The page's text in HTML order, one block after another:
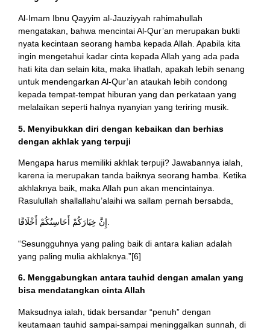
Al-Imam Ibnu Qayyim al-Jauziyyah rahimahullah
mengatakan, bahwa mencintai Al-Qur’an merupakan bukti
nyata kecintaan seorang hamba kepada Allah. Apabila kita
ingin mengetahui kadar cinta kepada Allah yang ada pada
hati kita dan selain kita, maka lihatlah, apakah lebih senang
untuk mendengarkan Al-Qur’an ataukah lebih condong
kepada tempat-tempat hiburan yang dan perkataan yang
melalaikan seperti halnya nyanyian yang teriring musik.
5. Menyibukkan diri dengan kebaikan dan berhias
dengan akhlak yang terpuji
Mengapa harus memiliki akhlak terpuji? Jawabannya ialah,
karena ia merupakan tanda baiknya seorang hamba. Ketika
akhlaknya baik, maka Allah pun akan mencintainya.
Rasulullah shallallahu’alaihi wa sallam pernah bersabda,
إِنَّ خِيَارَكُمْ أَحَاسِنُكُمْ أَخْلَاقًا.
“Sesungguhnya yang paling baik di antara kalian adalah
yang paling mulia akhlaknya.”[6]
6. Menggabungkan antara tauhid dengan amalan yang
bisa mendatangkan cinta Allah
Maksudnya ialah, tidak bersandar “penuh” dengan
keutamaan tauhid sampai-sampai meninggalkan sunnah, di